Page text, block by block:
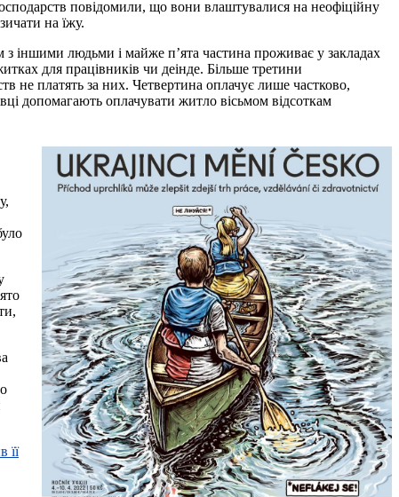
повідомили, що вони влаштувалися на неофіційну
на їжу.
іншими людьми і майже п’ята частина проживає у закладах
для працівників чи деінде. Більше третини
не платять за них. Четвертина оплачує лише частково,
допомагають оплачувати житло вісьмом відсоткам
її